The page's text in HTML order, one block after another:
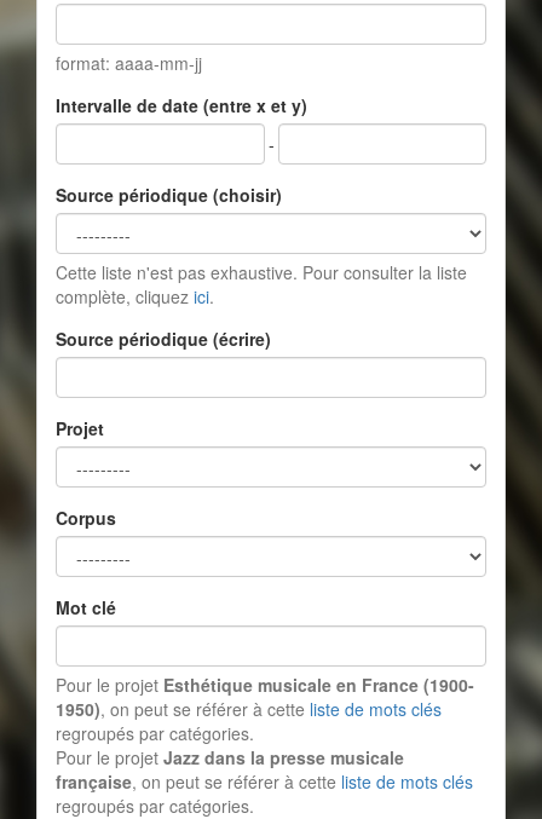
format: aaaa-mm-jj
Intervalle de date (entre x et y)
-
Source périodique (choisir)
Cette liste n'est pas exhaustive. Pour consulter la liste
complète, cliquez ici.
Source périodique (écrire)
Projet
Corpus
Mot clé
Pour le projet Esthétique musicale en France (1900-
1950), on peut se référer à cette liste de mots clés
regroupés par catégories.
Pour le projet Jazz dans la presse musicale
française, on peut se référer à cette liste de mots clés
regroupés par catégories.